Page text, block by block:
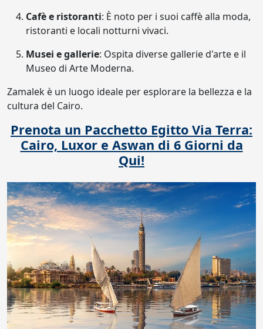
Cafè e ristoranti: È noto per i suoi caffè alla moda,
ristoranti e locali notturni vivaci.
Musei e gallerie: Ospita diverse gallerie d'arte e il
Museo di Arte Moderna.
Zamalek è un luogo ideale per esplorare la bellezza e la
cultura del Cairo.
Prenota un Pacchetto Egitto Via Terra:
Cairo, Luxor e Aswan di 6 Giorni da
Qui!